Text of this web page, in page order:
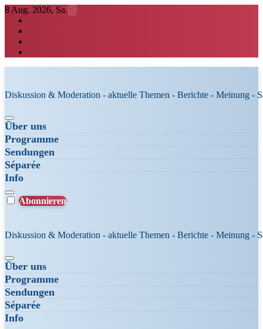
Zum
Inhalt
springen
8 Aug. 2026, Sa.
Diskussion & Moderation - aktuelle Themen - Berichte - Meinung -
Über uns
Programme
Sendungen
Séparée
Info
Abonnieren
Diskussion & Moderation - aktuelle Themen - Berichte - Meinung -
Über uns
Programme
Sendungen
Séparée
Info